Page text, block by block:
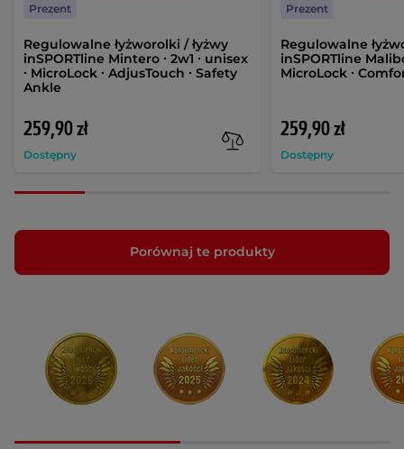
Regu­lo­walne łyżworolki / łyżwy
inSPORTline Mintero ∙ 2w1 ∙ unisex
∙ MicroLock ∙ AdjusTouch ∙ Safety
Ankle
259,90 zł
Dostępny
Prezent
Regu­lo­walne
inSPORTline
MicroLock ∙
259,90 zł
Dostępny
Prezent
Porównaj te produkty